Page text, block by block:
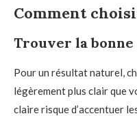
Comment
Trouver la
Pour un résultat naturel,
légèrement plus clair que
claire risque d’accentuer